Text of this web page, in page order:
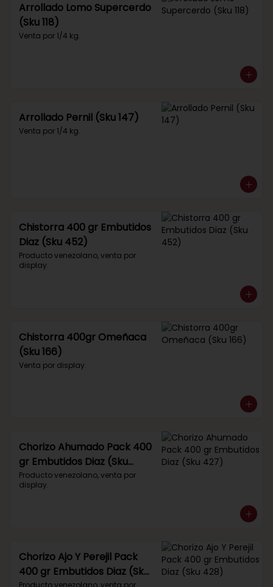
Arrollado Lomo Supercerdo
(Sku 118)
Venta por 1/4 kg.
Arrollado Pernil (Sku 147)
Venta por 1/4 kg.
Chistorra 400 gr Embutidos
Diaz (Sku 452)
Producto venezolano, venta por
display.
Chistorra 400gr Omeñaca
(Sku 166)
Venta por display.
Chorizo Ahumado Pack 400
gr Embutidos Diaz (Sku
427)
Producto venezolano, venta por
display.
Chorizo Ajo Y Perejil Pack
400 gr Embutidos Diaz (Sku
Producto venezolano, venta por